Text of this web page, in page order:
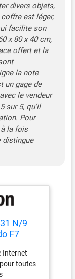
divers objets,
est léger,
facilite son
x 80 x 40 cm,
offert et la
la note
un gage de
le vendeur
sur 5, qu’il
Pour
la fois
distingue
N/9
F7
Internet
pour toutes